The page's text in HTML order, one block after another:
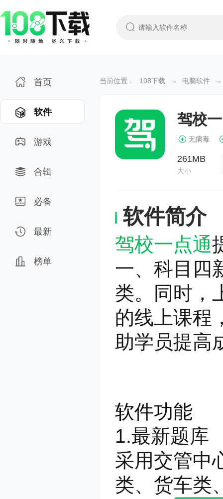
首页
软件
游戏
合辑
必备
最新
榜单
当前位置： 108下载 → 电脑软件 →
驾校
无病毒
261MB
大小
软件简介
驾校一点通
一、科目四
类。同时，
的线上课程
助学员提高
软件功能
1.最新题库
采用交管中
类、货车类